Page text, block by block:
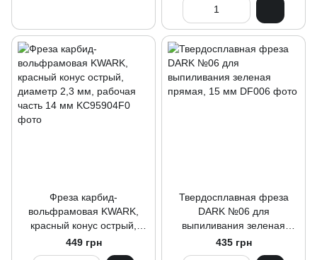
Фреза карбид-
вольфрамовая KWARK,
красный конус острый,
диаметр 2,3 мм, рабочая
часть 14 мм
449 грн
Твердосплавная фреза
DARK №06 для
выпиливания зеленая
прямая, 15 мм
435 грн